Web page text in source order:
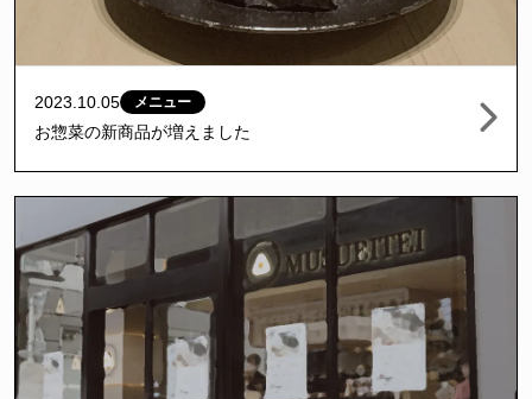
2023.10.05 メニュー
お惣菜の新商品が増えました